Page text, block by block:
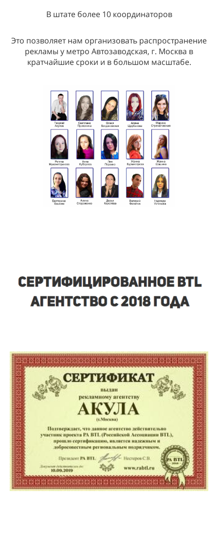
В штате более 10 координаторов
Это позволяет нам организовать распространение
рекламы у метро Автозаводская, г. Москва в
кратчайшие сроки и в большом масштабе.